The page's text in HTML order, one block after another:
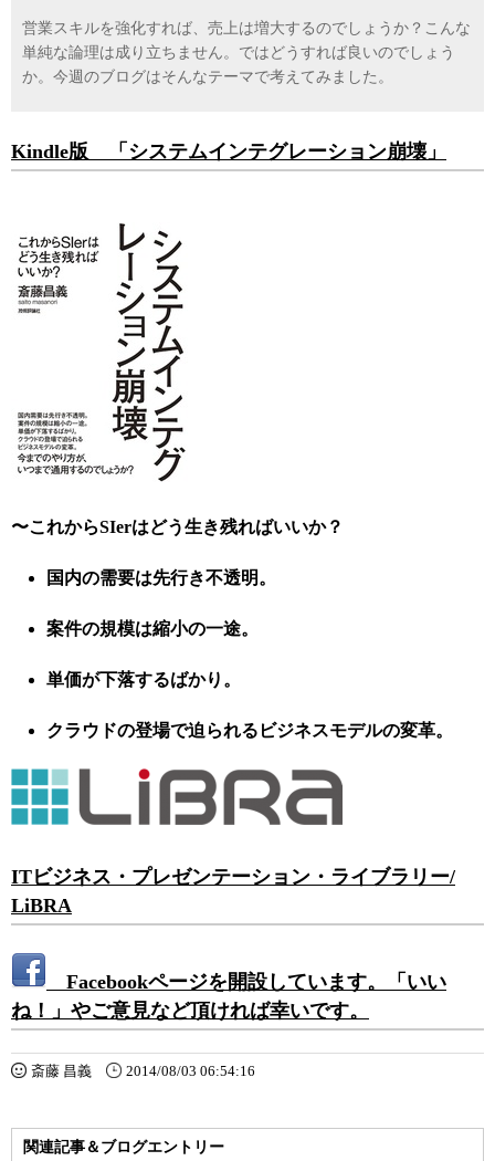
営業スキルを強化すれば、売上は増大するのでしょうか？こんな
単純な論理は成り立ちません。ではどうすれば良いのでしょう
か。今週のブログはそんなテーマで考えてみました。
Kindle版 「システムインテグレーション崩壊」
〜これからSIerはどう生き残ればいいか？
国内の需要は先行き不透明。
案件の規模は縮小の一途。
単価が下落するばかり。
クラウドの登場で迫られるビジネスモデルの変革。
ITビジネス・プレゼンテーション・ライブラリー/
LiBRA
Facebookページを開設しています。「いい
ね！」やご意見など頂ければ幸いです。
斎藤 昌義 2014/08/03 06:54:16
関連記事＆ブログエントリー